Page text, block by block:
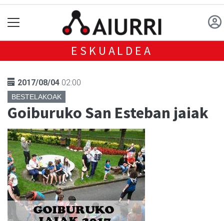
ESKUALDEA
2017/08/04 02:00
BESTELAKOAK
Goiburuko San Esteban jaiak